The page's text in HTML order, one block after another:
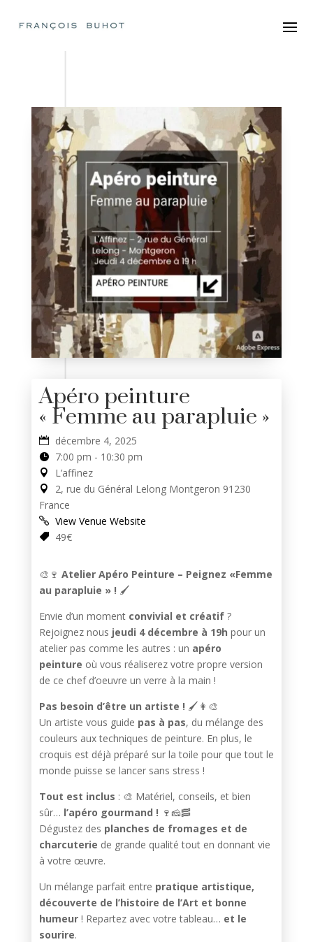
Apéro peinture
« Femme au parapluie »
décembre 4, 2025
7:00 pm - 10:30 pm
L’affinez
2, rue du Général Lelong Montgeron 91230
France
View Venue Website
49€
🎨🍷 Atelier Apéro Peinture – Peignez «Femme
au parapluie » ! 🖌️
Envie d’un moment convivial et créatif?
Rejoignez nous jeudi 4 décembre à 19h pour un
atelier pas comme les autres : un apéro
peinture où vous réaliserez votre propre version
de ce chef d’oeuvre un verre à la main !
Pas besoin d’être un artiste ! 🖌️👩‍🎨
Un artiste vous guide pas à pas, du mélange des
couleurs aux techniques de peinture. En plus, le
croquis est déjà préparé sur la toile pour que tout le
monde puisse se lancer sans stress !
Tout est inclus : 🎨 Matériel, conseils, et bien
sûr… l’apéro gourmand ! 🍷🧀🥓
Dégustez des planches de fromages et de
charcuterie de grande qualité tout en donnant vie
à votre œuvre.
Un mélange parfait entre pratique artistique,
découverte de l’histoire de l’Art et bonne
humeur! Repartez avec votre tableau… et le
sourire.